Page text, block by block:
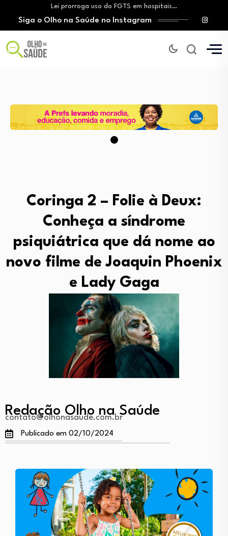
Lei prorroga uso do FGTS em hospitais…
Brasil registra alta taxa de diagnósticos tardios…
O Monte Tabor entrega à Bahia um…
Aleitamento materno: Salvador amplia ações de incentivo…
Medicamento incorporado ao SUS reduz em até…
Siga o Olho na Saúde no Instagram
Coringa 2 – Folie à Deux:
Conheça a síndrome
psiquiátrica que dá nome ao
novo filme de Joaquin Phoenix
e Lady Gaga
Redação Olho na Saúde
contato@olhonasaude.com.br
Publicado em 02/10/2024